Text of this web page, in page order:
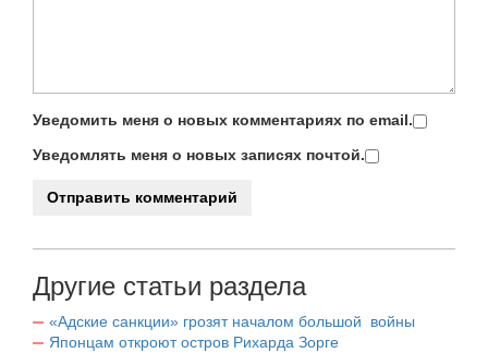
Уведомить меня о новых комментариях по email.
Уведомлять меня о новых записях почтой.
Другие статьи раздела
«Адские санкции» грозят началом большой войны
Японцам откроют остров Рихарда Зорге